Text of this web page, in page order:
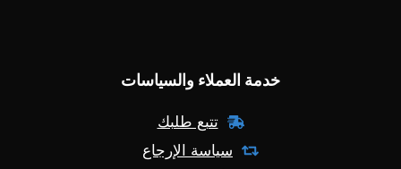
خدمة العملاء والسياسات
تتبع طلبك
سياسة الإرجاع